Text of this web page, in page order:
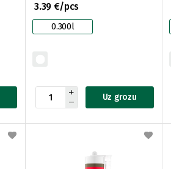
3.39 €/pcs
0.300l
Uz grozu